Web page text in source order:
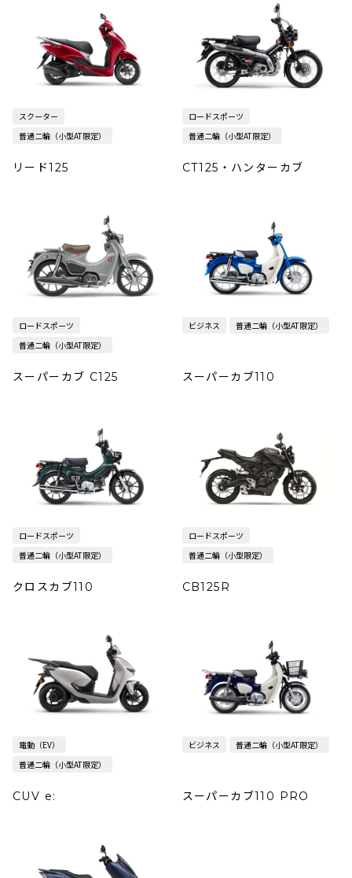
スクーター
普通二輪（小型AT限定）
リード125
ロードスポーツ
普通二輪（小型AT限定）
CT125・ハンターカブ
ロードスポーツ
普通二輪（小型AT限定）
スーパーカブ C125
ビジネス 普通二輪（小型AT限定）
スーパーカブ110
ロードスポーツ
普通二輪（小型AT限定）
クロスカブ110
ロードスポーツ
普通二輪（小型限定）
CB125R
電動（EV）
普通二輪（小型AT限定）
CUV e:
ビジネス 普通二輪（小型AT限定）
スーパーカブ110 PRO